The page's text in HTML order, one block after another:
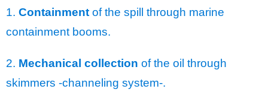
1. Containment of the spill through marine
containment booms.
2. Mechanical collection of the oil through
skimmers -channeling system-.